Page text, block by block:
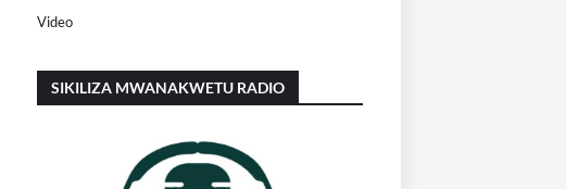
Video
SIKILIZA MWANAKWETU RADIO